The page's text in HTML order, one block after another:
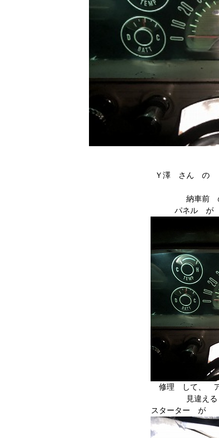
Ｙ澤 さん の
納車前
パネル が
修理 して、
見違え
スターター が